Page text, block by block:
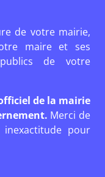
de votre mairie,
maire et ses
de votre
de la mairie
Merci de
pour